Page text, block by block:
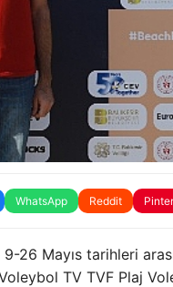
WhatsApp Reddit
26 Mayıs tarihleri
TV TVF Plaj